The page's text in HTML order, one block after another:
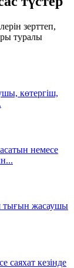
зерттеп,
туралы
көтергіш,
немесе
...
тығын жасаушы
саяхат кезінде